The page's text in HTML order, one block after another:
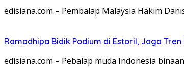
edisiana.com – Pembalap Malaysia Hakim
Ramadhipa Bidik Podium di Estoril, Jaga
edisiana.com – Pebalap muda Indonesia